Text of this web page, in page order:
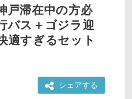
戸滞在中の方必
バス＋ゴジラ迎
適すぎるセット
シェアする